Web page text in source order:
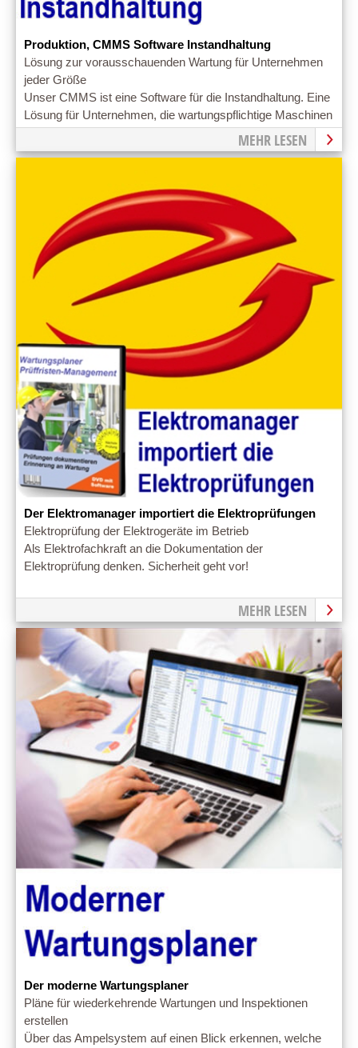
Produktion, CMMS Software Instandhaltung
Lösung zur vorausschauenden Wartung für Unternehmen
jeder Größe
Unser CMMS ist eine Software für die Instandhaltung. Eine
Lösung für Unternehmen, die wartungspflichtige Maschinen
betreuen.
MEHR LESEN
Der Elektromanager importiert die Elektroprüfungen
Elektroprüfung der Elektrogeräte im Betrieb
Als Elektrofachkraft an die Dokumentation der
Elektroprüfung denken. Sicherheit geht vor!
MEHR LESEN
Der moderne Wartungsplaner
Pläne für wiederkehrende Wartungen und Inspektionen
erstellen
Über das Ampelsystem auf einen Blick erkennen, welche